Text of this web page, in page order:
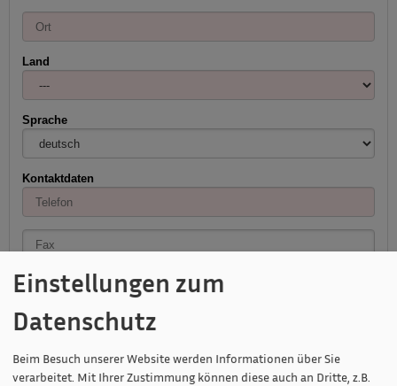
Land
Sprache
Kontaktdaten
Anfrage zu Ihrer Unterkunft:
Einstellungen zum
Datenschutz
Beim Besuch unserer Website werden Informationen über Sie
verarbeitet. Mit Ihrer Zustimmung können diese auch an Dritte, z.B.